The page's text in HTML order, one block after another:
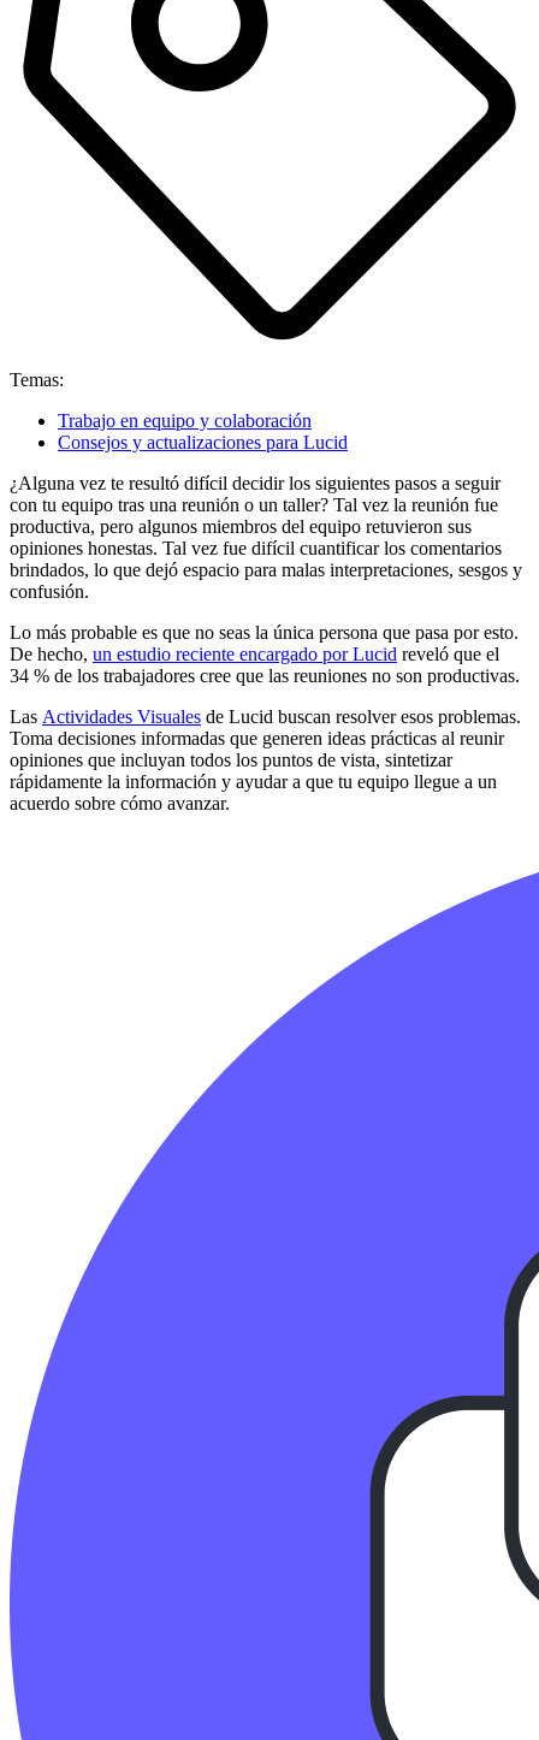
Temas:
Trabajo en equipo y colaboración
Consejos y actualizaciones para Lucid
¿Alguna vez te resultó difícil decidir los siguientes pasos a seguir
con tu equipo tras una reunión o un taller? Tal vez la reunión fue
productiva, pero algunos miembros del equipo retuvieron sus
opiniones honestas. Tal vez fue difícil cuantificar los comentarios
brindados, lo que dejó espacio para malas interpretaciones, sesgos y
confusión.
Lo más probable es que no seas la única persona que pasa por esto.
De hecho, un estudio reciente encargado por Lucid reveló que el
34 % de los trabajadores cree que las reuniones no son productivas.
Las Actividades Visuales de Lucid buscan resolver esos problemas.
Toma decisiones informadas que generen ideas prácticas al reunir
opiniones que incluyan todos los puntos de vista, sintetizar
rápidamente la información y ayudar a que tu equipo llegue a un
acuerdo sobre cómo avanzar.